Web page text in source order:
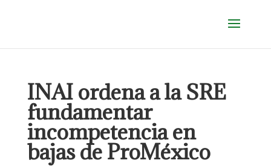
INAI ordena a la SRE
fundamentar
incompetencia en
bajas de ProMéxico